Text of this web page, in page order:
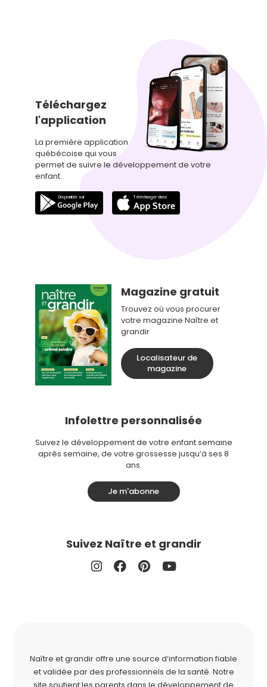
Téléchargez
l'application
La première application
québécoise qui vous
permet de suivre le développement de votre
enfant.
Magazine gratuit
Trouvez où vous procurer
votre magazine Naître et
grandir
Localisateur de
magazine
Infolettre personnalisée
Suivez le développement de votre enfant semaine
après semaine, de votre grossesse jusqu’à ses 8
ans.
Je m'abonne
Suivez Naître et grandir
Naître et grandir offre une source d’information fiable
et validée par des professionnels de la santé. Notre
site soutient les parents dans le développement de